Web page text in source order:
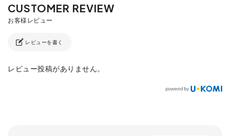
レビューを書く
レビュー投稿がありません。